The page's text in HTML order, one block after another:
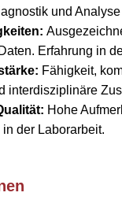
und
Erfahrung in
Fähigkeit,
interdisziplinäre
Hohe
der Laborarbeit.